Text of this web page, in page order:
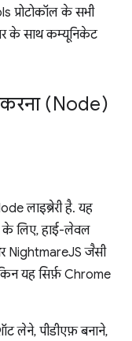
प्रोटोकॉल के सभी
के साथ कम्यूनिकेट
करना (Node)
लाइब्रेरी है. यह
लिए, हाई-लेवल
NightmareJS जैसी
यह सिर्फ़ Chrome
लेने, पीडीएफ़ बनाने,